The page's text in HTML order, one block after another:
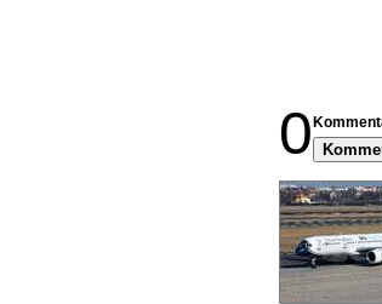
0